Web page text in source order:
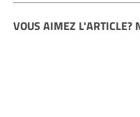
VOUS AIMEZ L'ARTICLE?